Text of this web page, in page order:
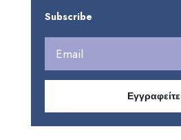
Subscribe
Εγγραφείτε